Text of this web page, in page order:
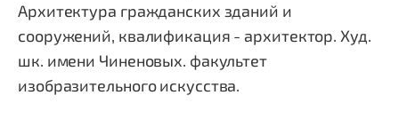
Архитектура гражданских зданий и
сооружений, квалификация - архитектор. Худ.
шк. имени Чиненовых. факультет
изобразительного искусства.